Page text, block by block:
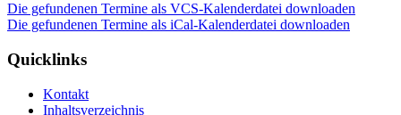
Die gefundenen Termine als VCS-Kalenderdatei downloaden
Die gefundenen Termine als iCal-Kalenderdatei downloaden
Quicklinks
Kontakt
Inhaltsverzeichnis